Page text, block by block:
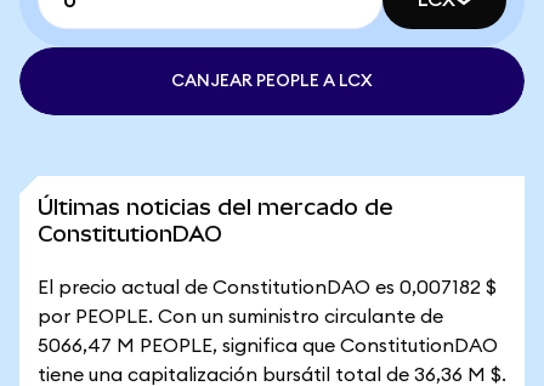
CANJEAR PEOPLE A LCX
Últimas noticias del mercado de
ConstitutionDAO
El precio actual de ConstitutionDAO es 0,007182 $
por PEOPLE. Con un suministro circulante de
5066,47 M PEOPLE, significa que ConstitutionDAO
tiene una capitalización bursátil total de 36,36 M $.